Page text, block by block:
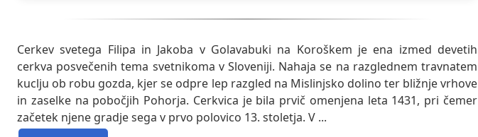
Cerkev svetega Filipa in Jakoba v Golavabuki na Koroškem je ena izmed devetih
cerkva posvečenih tema svetnikoma v Sloveniji. Nahaja se na razglednem travnatem
kuclju ob robu gozda, kjer se odpre lep razgled na Mislinjsko dolino ter bližnje vrhove
in zaselke na pobočjih Pohorja. Cerkvica je bila prvič omenjena leta 1431, pri čemer
začetek njene gradje sega v prvo polovico 13. stoletja. V ...